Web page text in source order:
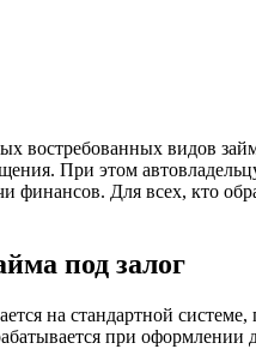
востребованных видов
При этом
финансов. Для всех, кто
под залог
на стандартной
при оформлении